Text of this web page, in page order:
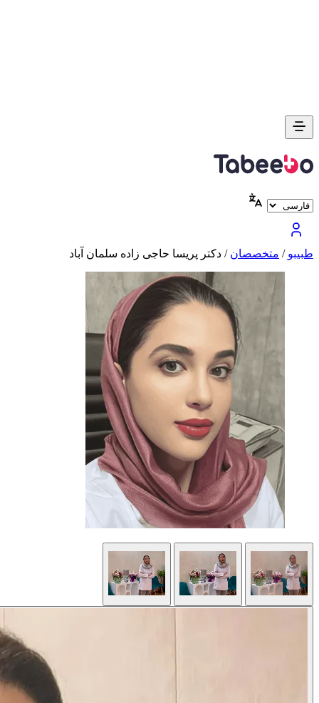
طبیبو / متخصصان / دکتر پریسا حاجی زاده سلمان آباد